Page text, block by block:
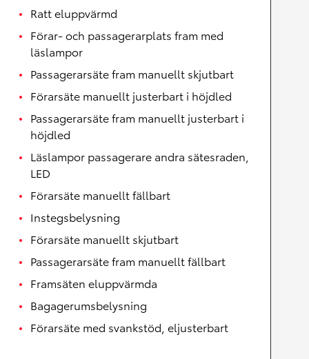
Ratt eluppvärmd
Förar- och passagerarplats fram med
läslampor
Passagerarsäte fram manuellt skjutbart
Förarsäte manuellt justerbart i höjdled
Passagerarsäte fram manuellt justerbart i
höjdled
Läslampor passagerare andra sätesraden,
LED
Förarsäte manuellt fällbart
Instegsbelysning
Förarsäte manuellt skjutbart
Passagerarsäte fram manuellt fällbart
Framsäten eluppvärmda
Bagagerumsbelysning
Förarsäte med svankstöd, eljusterbart